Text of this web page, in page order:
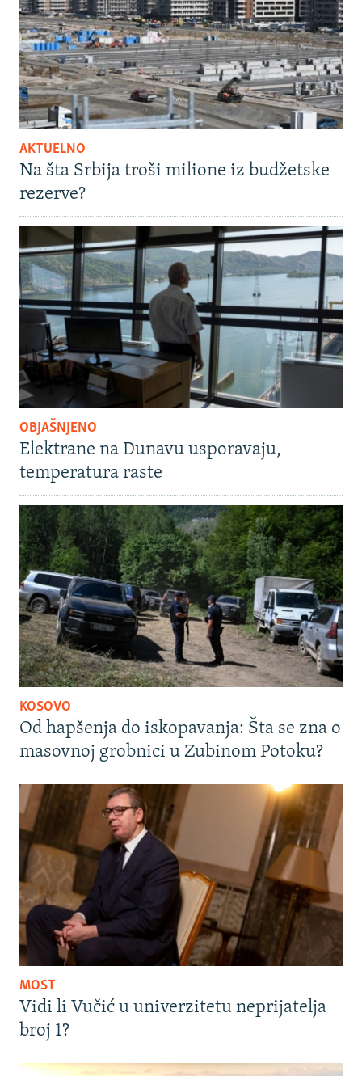
AKTUELNO
Na šta Srbija troši milione iz budžetske
rezerve?
OBJAŠNJENO
Elektrane na Dunavu usporavaju,
temperatura raste
KOSOVO
Od hapšenja do iskopavanja: Šta se zna o
masovnoj grobnici u Zubinom Potoku?
MOST
Vidi li Vučić u univerzitetu neprijatelja
broj 1?